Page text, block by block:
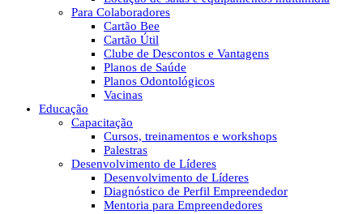
Para Colaboradores
Cartão Bee
Cartão Útil
Clube de Descontos e Vantagens
Planos de Saúde
Planos Odontológicos
Vacinas
Educação
Capacitação
Cursos, treinamentos e workshops
Palestras
Desenvolvimento de Líderes
Desenvolvimento de Líderes
Diagnóstico de Perfil Empreendedor
Mentoria para Empreendedores